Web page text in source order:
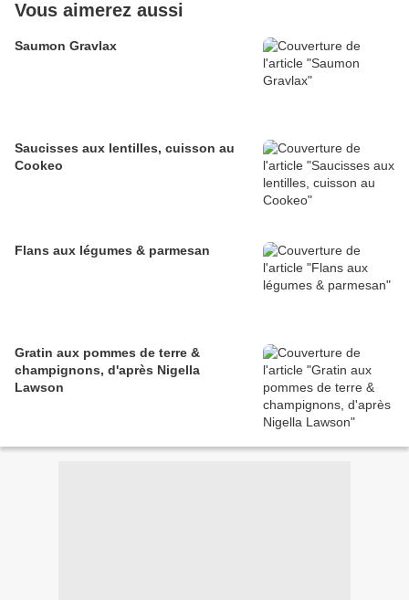
Vous aimerez aussi
Saumon Gravlax
Saucisses aux lentilles, cuisson au
Cookeo
Flans aux légumes & parmesan
Gratin aux pommes de terre &
champignons, d'après Nigella
Lawson